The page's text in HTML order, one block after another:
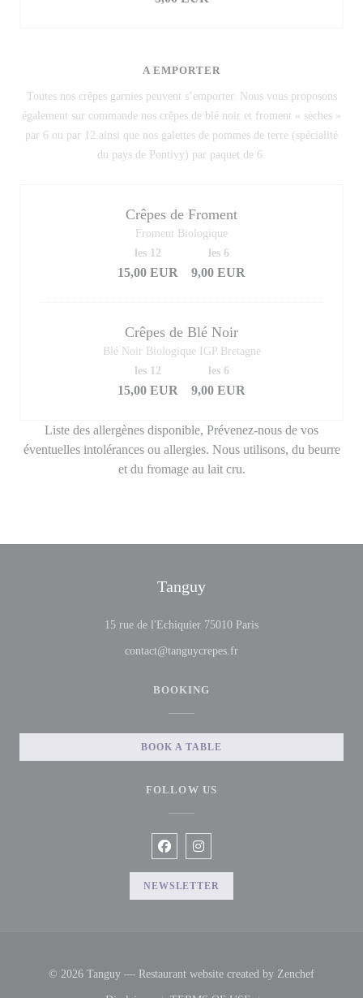
A EMPORTER
Toutes nos crêpes garnies peuvent s’emporter. Nous vous proposons
également sur commande nos crêpes de blé noir et froment « sèches »
par 6 ou par 12 ainsi que nos galettes de pommes de terre (spécialité
du pays de Pontivy) par paquet de 6.
Crêpes de Froment
Froment Biologique
15,00 EUR
les 12
9,00 EUR
les 6
Crêpes de Blé Noir
Blé Noir Biologique IGP Bretagne
15,00 EUR
les 12
9,00 EUR
les 6
Liste des allergènes disponible, Prévenez-nous de vos
éventuelles intolérances ou allergies. Nous utilisons, du beurre
et du fromage au lait cru.
Tanguy
15 rue de l'Echiquier 75010 Paris((opens in a new
contact@tanguycrepes.fr
BOOKING
BOOK A TABLE
FOLLOW US
Facebook ((opens in a new window))
Instagram ((opens in a new
NEWSLETTER
© 2026 Tanguy — Restaurant website created by Zenchef((opens